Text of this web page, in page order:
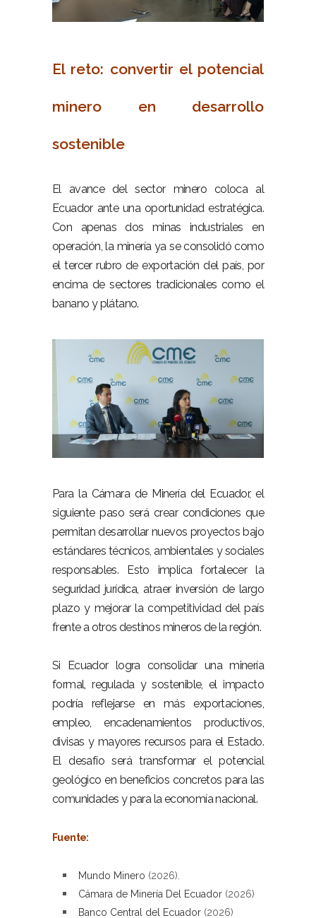
El reto: convertir el potencial
minero en desarrollo
sostenible
El avance del sector minero coloca al
Ecuador ante una oportunidad estratégica.
Con apenas dos minas industriales en
operación, la minería ya se consolidó como
el tercer rubro de exportación del país, por
encima de sectores tradicionales como el
banano y plátano.
Para la Cámara de Minería del Ecuador, el
siguiente paso será crear condiciones que
permitan desarrollar nuevos proyectos bajo
estándares técnicos, ambientales y sociales
responsables. Esto implica fortalecer la
seguridad jurídica, atraer inversión de largo
plazo y mejorar la competitividad del país
frente a otros destinos mineros de la región.
Si Ecuador logra consolidar una minería
formal, regulada y sostenible, el impacto
podría reflejarse en más exportaciones,
empleo, encadenamientos productivos,
divisas y mayores recursos para el Estado.
El desafío será transformar el potencial
geológico en beneficios concretos para las
comunidades y para la economía nacional.
Fuente:
Mundo Minero (2026).
Cámara de Minería Del Ecuador (2026)
Banco Central del Ecuador (2026)